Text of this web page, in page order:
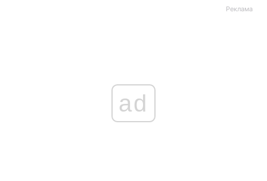
Реклама
ad